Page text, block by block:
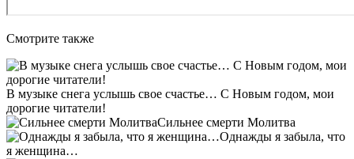
Смотрите также
В музыке снега услышь свое счастье… С Новым годом, мои
дорогие читатели!
Сильнее смерти Молитва
Однажды я забыла, что
я женщина…